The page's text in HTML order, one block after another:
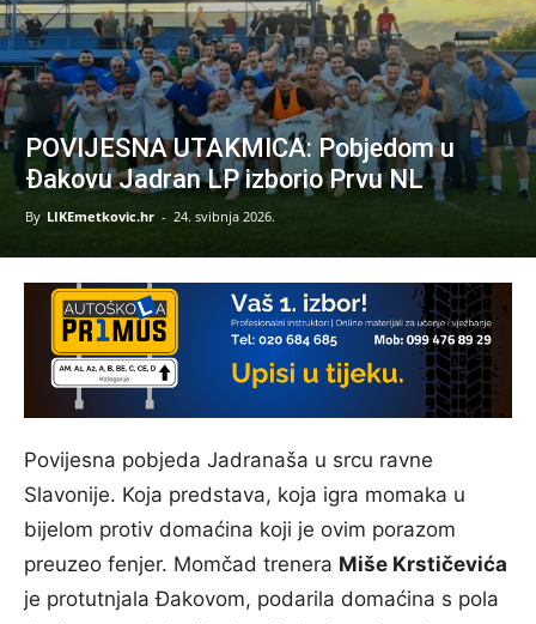
POVIJESNA UTAKMICA: Pobjedom u
Đakovu Jadran LP izborio Prvu NL
By LIKEmetkovic.hr - 24. svibnja 2026.
Povijesna pobjeda Jadranaša u srcu ravne
Slavonije. Koja predstava, koja igra momaka u
bijelom protiv domaćina koji je ovim porazom
preuzeo fenjer. Momčad trenera Miše Krstičevića
je protutnjala Đakovom, podarila domaćina s pola